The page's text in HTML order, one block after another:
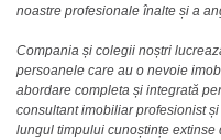
noastre profesionale înalte și a
Compania și colegii noștri
persoanele care au o nevoie
abordare completa și integrată
consultant imobiliar profesionist
lungul timpului cunoștințe